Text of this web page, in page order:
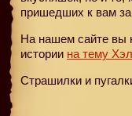
пришедших к вам
На нашем сайте вы
истории на тему
Страшилки и